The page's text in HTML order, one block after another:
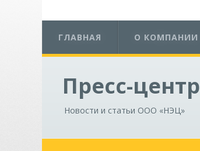
ГЛАВНАЯ О КОМПАНИИ
Пресс-центр
Новости и статьи ООО «НЭЦ»